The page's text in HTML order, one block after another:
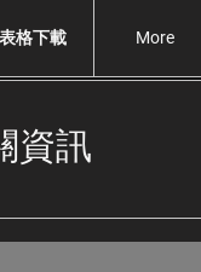
表格下載 More
資訊